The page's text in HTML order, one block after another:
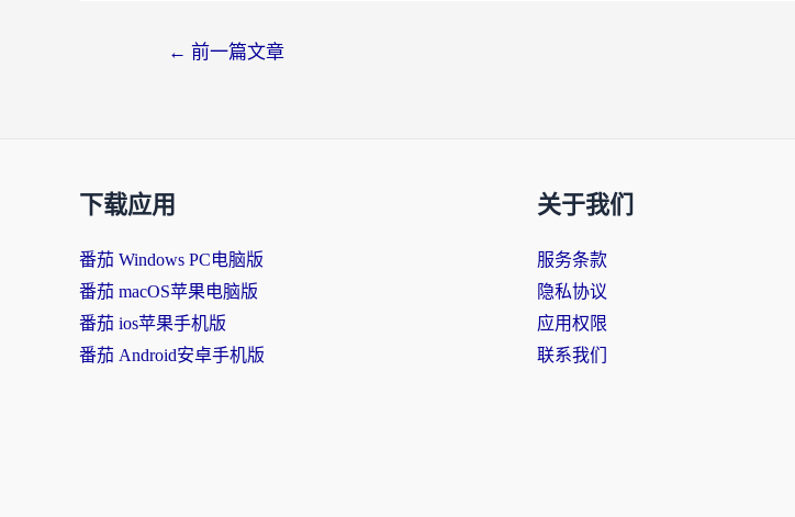
← 前一篇文章
下载应用
番茄 Windows PC电脑版
番茄 macOS苹果电脑版
番茄 ios苹果手机版
番茄 Android安卓手机版
关于我们
服务条款
隐私协议
应用权限
联系我们